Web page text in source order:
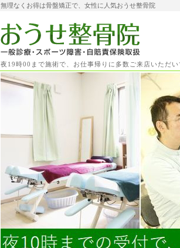
無理なくお得は骨盤矯正で、女性に人気おうせ整骨院
夜19時00まで施術で、お仕事帰りに多数ご来店いただい